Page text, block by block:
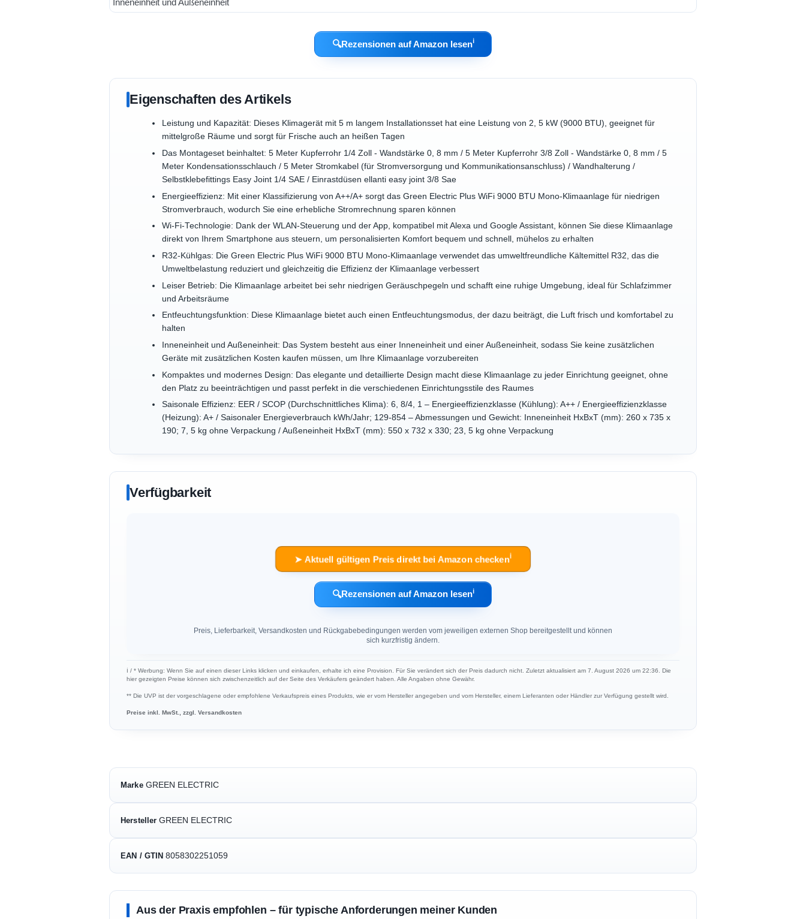
🔍Rezensionen auf Amazon lesenℹ︎
Eigenschaften des Artikels
Leistung und Kapazität: Dieses Klimagerät mit 5 m langem Installationsset hat eine Leistung von 2, 5 kW (9000 BTU), geeignet für
mittelgroße Räume und sorgt für Frische auch an heißen Tagen
Das Montageset beinhaltet: 5 Meter Kupferrohr 1/4 Zoll - Wandstärke 0, 8 mm / 5 Meter Kupferrohr 3/8 Zoll - Wandstärke 0, 8 mm / 5
Meter Kondensationsschlauch / 5 Meter Stromkabel (für Stromversorgung und Kommunikationsanschluss) / Wandhalterung /
Selbstklebefittings Easy Joint 1/4 SAE / Einrastdüsen ellanti easy joint 3/8 Sae
Energieeffizienz: Mit einer Klassifizierung von A++/A+ sorgt das Green Electric Plus WiFi 9000 BTU Mono-Klimaanlage für niedrigen
Stromverbrauch, wodurch Sie eine erhebliche Stromrechnung sparen können
Wi-Fi-Technologie: Dank der WLAN-Steuerung und der App, kompatibel mit Alexa und Google Assistant, können Sie diese Klimaanlage
direkt von Ihrem Smartphone aus steuern, um personalisierten Komfort bequem und schnell, mühelos zu erhalten
R32-Kühlgas: Die Green Electric Plus WiFi 9000 BTU Mono-Klimaanlage verwendet das umweltfreundliche Kältemittel R32, das die
Umweltbelastung reduziert und gleichzeitig die Effizienz der Klimaanlage verbessert
Leiser Betrieb: Die Klimaanlage arbeitet bei sehr niedrigen Geräuschpegeln und schafft eine ruhige Umgebung, ideal für Schlafzimmer
und Arbeitsräume
Entfeuchtungsfunktion: Diese Klimaanlage bietet auch einen Entfeuchtungsmodus, der dazu beiträgt, die Luft frisch und komfortabel zu
halten
Inneneinheit und Außeneinheit: Das System besteht aus einer Inneneinheit und einer Außeneinheit, sodass Sie keine zusätzlichen
Geräte mit zusätzlichen Kosten kaufen müssen, um Ihre Klimaanlage vorzubereiten
Kompaktes und modernes Design: Das elegante und detaillierte Design macht diese Klimaanlage zu jeder Einrichtung geeignet, ohne
den Platz zu beeinträchtigen und passt perfekt in die verschiedenen Einrichtungsstile des Raumes
Saisonale Effizienz: EER / SCOP (Durchschnittliches Klima): 6, 8/4, 1 – Energieeffizienzklasse (Kühlung): A++ / Energieeffizienzklasse
(Heizung): A+ / Saisonaler Energieverbrauch kWh/Jahr; 129-854 – Abmessungen und Gewicht: Inneneinheit HxBxT (mm): 260 x 735 x
190; 7, 5 kg ohne Verpackung / Außeneinheit HxBxT (mm): 550 x 732 x 330; 23, 5 kg ohne Verpackung
Verfügbarkeit
➤ Aktuell gültigen Preis direkt bei Amazon checkenℹ︎
🔍Rezensionen auf Amazon lesenℹ︎
Preis, Lieferbarkeit, Versandkosten und Rückgabebedingungen werden vom jeweiligen externen Shop bereitgestellt und können
sich kurzfristig ändern.
ℹ︎ / * Werbung: Wenn Sie auf einen dieser Links klicken und einkaufen, erhalte ich eine Provision. Für Sie verändert sich der Preis dadurch nicht. Zuletzt aktualisiert am 7. August 2026 um 22:36. Die
hier gezeigten Preise können sich zwischenzeitlich auf der Seite des Verkäufers geändert haben. Alle Angaben ohne Gewähr.
** Die UVP ist der vorgeschlagene oder empfohlene Verkaufspreis eines Produkts, wie er vom Hersteller angegeben und vom Hersteller, einem Lieferanten oder Händler zur Verfügung gestellt wird.
Preise inkl. MwSt., zzgl. Versandkosten
Marke GREEN ELECTRIC
Hersteller GREEN ELECTRIC
EAN / GTIN 8058302251059
Aus der Praxis empfohlen – für typische Anforderungen meiner Kunden